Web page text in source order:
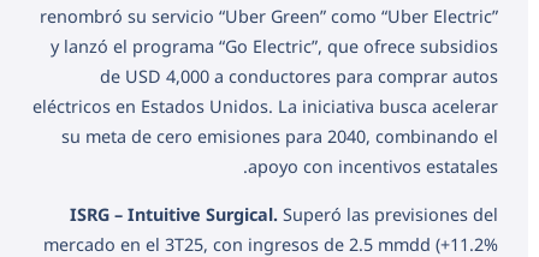
renombró su servicio “Uber Green” como “Uber Electric”
y lanzó el programa “Go Electric”, que ofrece subsidios
de USD 4,000 a conductores para comprar autos
eléctricos en Estados Unidos. La iniciativa busca acelerar
su meta de cero emisiones para 2040, combinando el
apoyo con incentivos estatales.
ISRG – Intuitive Surgical. Superó las previsiones del
mercado en el 3T25, con ingresos de 2.5 mmdd (+11.2%